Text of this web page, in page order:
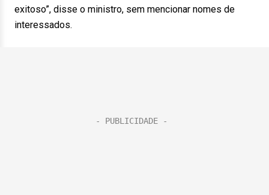
exitoso”, disse o ministro, sem mencionar nomes de
interessados.